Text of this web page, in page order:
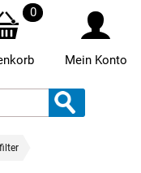
0
Mein Konto